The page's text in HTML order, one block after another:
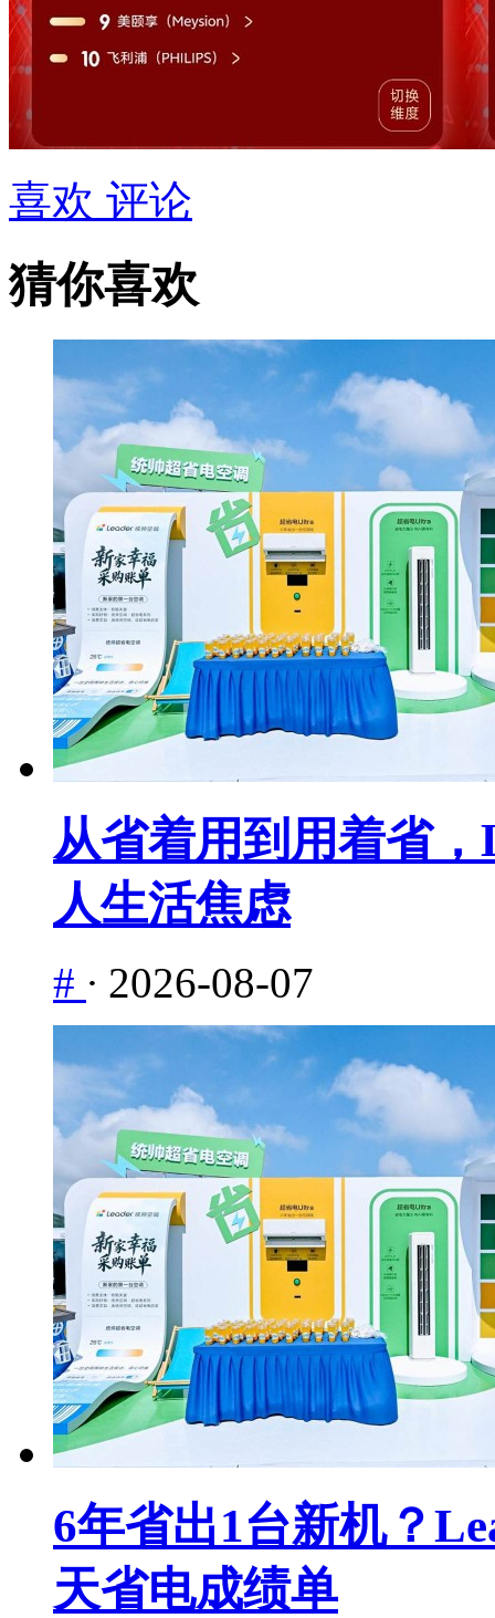
喜欢 评论
猜你喜欢
从省着用到用着省
人生活焦虑
# · 2026-08-07
6年省出1台新机？
天省电成绩单